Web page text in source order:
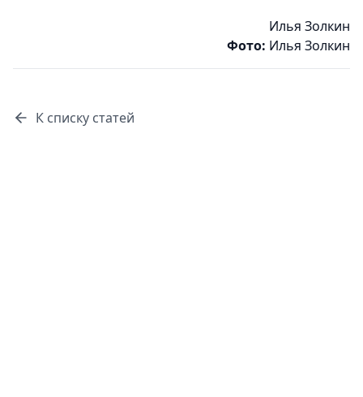
Илья Золкин
Фото: Илья Золкин
К списку статей